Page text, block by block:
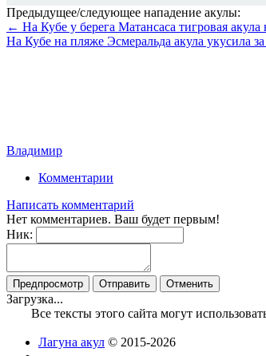
Предыдущее/следующее нападение акулы:
← На Кубе у берега Матансаса тигровая акула
На Кубе на пляже Эсмеральда акула укусила
Владимир
Комментарии
Написать комментарий
Нет комментариев. Ваш будет первым!
Ник:
Загрузка...
Все тексты этого сайта могут
Лагуна акул © 2015-2026